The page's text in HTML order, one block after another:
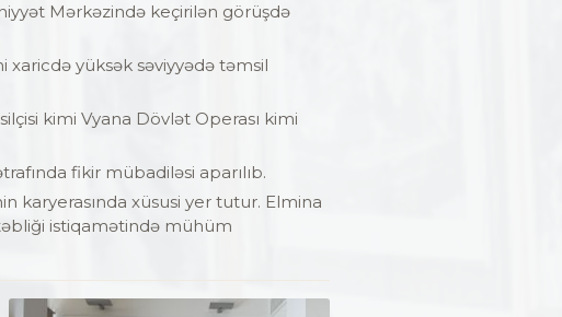
Mərkəzində keçirilən görüşdə
xaricdə yüksək səviyyədə təmsil
kimi Vyana Dövlət Operası kimi
fikir mübadiləsi aparılıb.
karyerasında xüsusi yer tutur. Elmina
istiqamətində mühüm